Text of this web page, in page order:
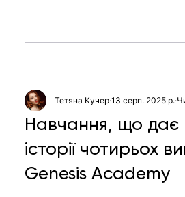
Навчання, що дає
історії чотирьох
Genesis Academy
Тетяна Кучер 13 серп. 2025 р.